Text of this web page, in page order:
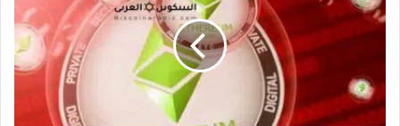
إيثريوم
كلاسيك
مستقبلها